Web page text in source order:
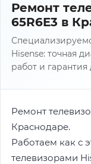
Ремонт
65R6E3 в
Hisense: точная
работ и гарантия
Ремонт
Краснодаре.
Работаем как с
телевизорами